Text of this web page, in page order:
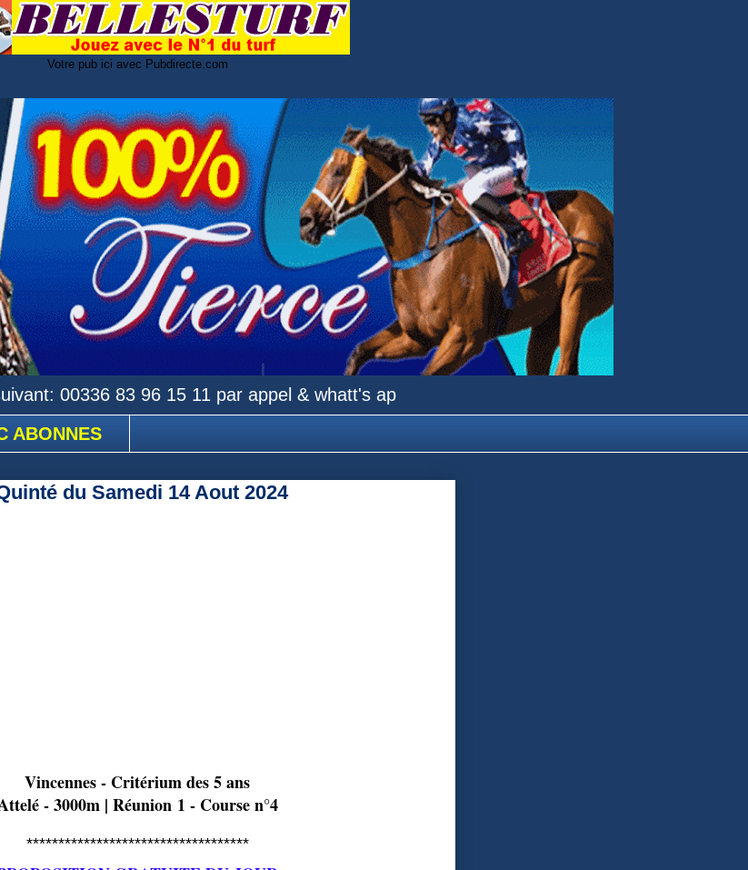
Votre pub ici avec Pubdirecte.com
00336 83 96 15 11 par appel & whatt's ap
ABONNES
du Samedi 14 Aout 2024
Vincennes - Critérium des 5 ans
- 3000m | Réunion 1 - Course n°4
***********************************